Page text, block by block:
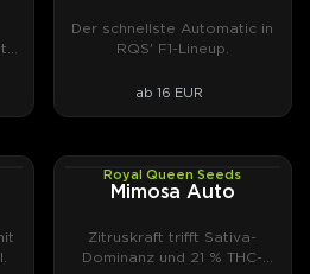
Der schnellste Automatic in
RQS' F1-Lineup.
ab 16 EUR
AUTOFEMRoyal Queen Seeds
Mimosa Auto
Zitruskraft trifft Sativa-
Dominanz und 21 % THC-